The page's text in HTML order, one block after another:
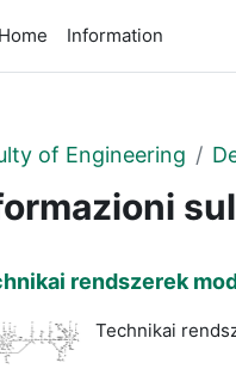
principale
Home
Information
of Engineering
rendszerek
Technikai